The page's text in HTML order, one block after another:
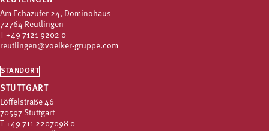
Am Echazufer 24, Dominohaus
72764 Reutlingen
+49 7121 9202 0
reutlingen@voelker-gruppe.com
STANDORT
STUTTGART
Löffelstraße 46
70597 Stuttgart
+49 711 2207098 0